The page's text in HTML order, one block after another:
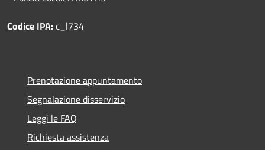
Codice IPA:c_l734
Prenotazione appuntamento
Segnalazione disservizio
Leggi le FAQ
Richiesta assistenza